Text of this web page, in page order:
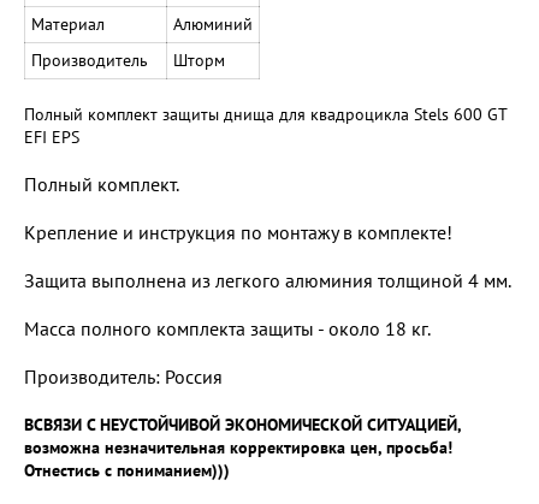
Материал
Алюминий
Производитель
Шторм
Полный комплект защиты днища для квадроцикла Stels 600 GT
EFI EPS
Полный комплект.
Крепление и инструкция по монтажу в комплекте!
Защита выполнена из легкого алюминия толщиной 4 мм.
Масса полного комплекта защиты - около 18 кг.
Производитель: Россия
ВСВЯЗИ С НЕУСТОЙЧИВОЙ ЭКОНОМИЧЕСКОЙ СИТУАЦИЕЙ,
возможна незначительная корректировка цен, просьба!
Отнестись с пониманием)))